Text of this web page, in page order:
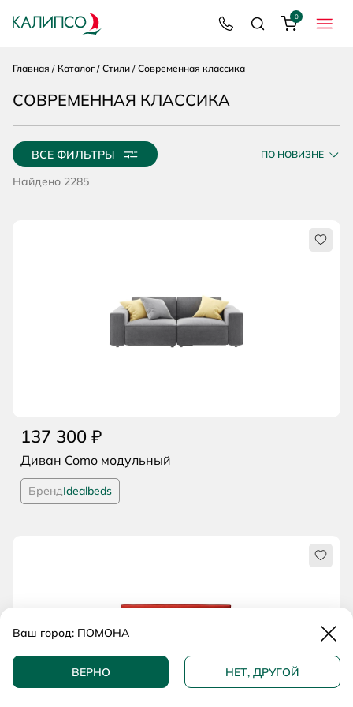
МЕНЮ
8 800 200 92 39
ПоискКорзина
0
Главная Каталог Стили Современная классика
СОВРЕМЕННАЯ КЛАССИКА
ВСЕ ФИЛЬТРЫ
Найдено 2285
ПО НОВИЗНЕ
Диван Como модульный
137 300 ₽
БрендIdealbeds
Ваш город: ПОМОНА
ВЕРНО НЕТ, ДРУГОЙ